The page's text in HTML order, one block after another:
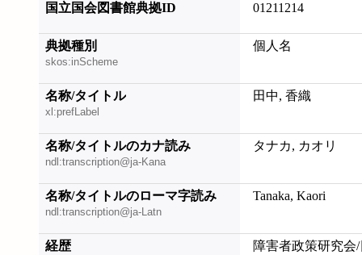
国立国会図書館典拠ID 01211214
典拠種別
skos:inScheme
個人名
名称/タイトル
xl:prefLabel
田中, 香織
名称/タイトルのカナ読み
ndl:transcription@ja-Kana
タナカ, カオリ
名称/タイトルのローマ字読み
ndl:transcription@ja-Latn
Tanaka, Kaori
経歴 障害者政策研究会